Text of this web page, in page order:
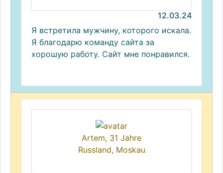
12.03.24
Я встретила мужчину, которого искала.
Я благодарю команду сайта за
хорошую работу. Сайт мне понравился.
Artem, 31 Jahre
Russland, Moskau